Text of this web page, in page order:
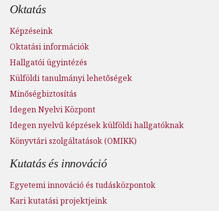
Oktatás
Képzéseink
Oktatási információk
Hallgatói ügyintézés
Külföldi tanulmányi lehetőségek
Minőségbiztosítás
Idegen Nyelvi Központ
Idegen nyelvű képzések külföldi hallgatóknak
Könyvtári szolgáltatások (OMIKK)
Kutatás és innováció
Egyetemi innováció és tudásközpontok
Kari kutatási projektjeink